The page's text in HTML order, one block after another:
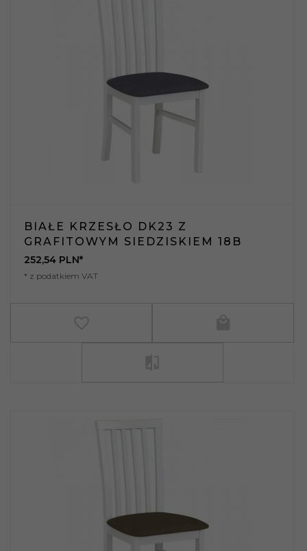
BIAŁE KRZESŁO DK23 Z
GRAFITOWYM SIEDZISKIEM 18B
252,54 PLN*
* z podatkiem VAT